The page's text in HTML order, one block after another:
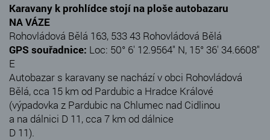
Karavany k prohlídce stojí na ploše autobazaru
NA VÁZE
Rohovládová Bělá 163, 533 43 Rohovládová Bělá
GPS souřadnice: Loc: 50° 6' 12.9564" N, 15° 36' 34.6608"
E
Autobazar s karavany se nachází v obci Rohovládová
Bělá, cca 15 km od Pardubic a Hradce Králové
(výpadovka z Pardubic na Chlumec nad Cidlinou
a na dálnici D 11, cca 7 km od dálnice
D 11).